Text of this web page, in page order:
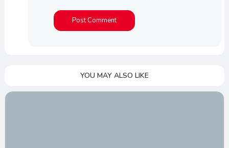
YOU MAY ALSO LIKE